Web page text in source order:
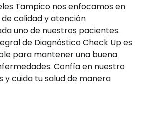
Tampico nos enfocamos en
calidad y atención
uno de nuestros pacientes.
de Diagnóstico Check Up es
para mantener una buena
Confía en nuestro
y cuida tu salud de manera